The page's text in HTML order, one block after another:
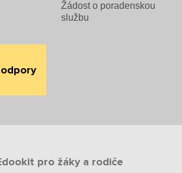
Žádost o poradenskou
službu
pro žáky a rodiče